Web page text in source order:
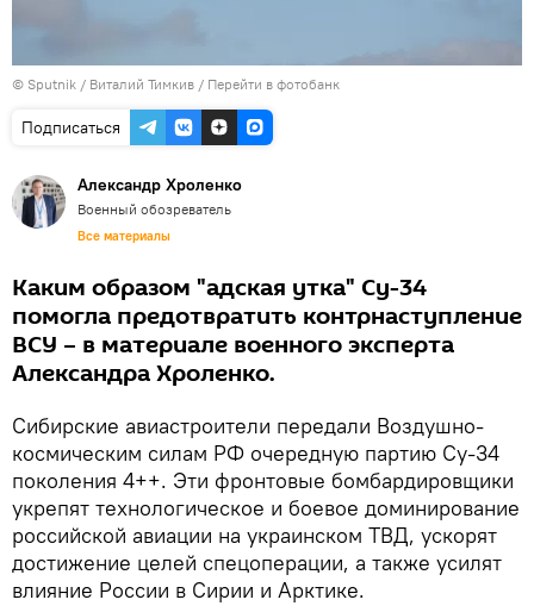
© Sputnik / Виталий Тимкив / Перейти в фотобанк
Подписаться
Александр Хроленко
Военный обозреватель
Все материалы
Каким образом "адская утка" Су-34
помогла предотвратить контрнаступление
ВСУ – в материале военного эксперта
Александра Хроленко.
Сибирские авиастроители передали Воздушно-
космическим силам РФ очередную партию Су-34
поколения 4++. Эти фронтовые бомбардировщики
укрепят технологическое и боевое доминирование
российской авиации на украинском ТВД, ускорят
достижение целей спецоперации, а также усилят
влияние России в Сирии и Арктике.